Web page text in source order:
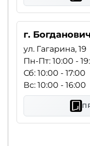
г. Богданович
ул. Гагарина, 19
Пн-Пт: 10:00 -
Сб: 10:00 - 17:00
Вс: 10:00 - 16:00